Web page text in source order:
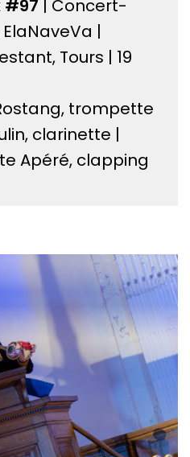
#97 | Concert-
|
Tours | 19
trompette
clarinette |
Apéré, clapping